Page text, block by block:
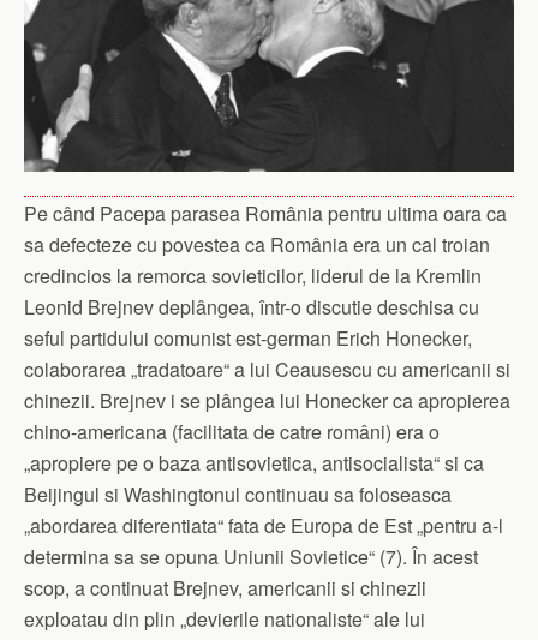
Pe când Pacepa parasea România pentru ultima oara ca
sa defecteze cu povestea ca România era un cal troian
credincios la remorca sovieticilor, liderul de la Kremlin
Leonid Brejnev deplângea, într-o discutie deschisa cu
seful partidului comunist est-german Erich Honecker,
colaborarea „tradatoare“ a lui Ceausescu cu americanii si
chinezii. Brejnev i se plângea lui Honecker ca apropierea
chino-americana (facilitata de catre români) era o
„apropiere pe o baza antisovietica, antisocialista“ si ca
Beijingul si Washingtonul continuau sa foloseasca
„abordarea diferentiata“ fata de Europa de Est „pentru a-l
determina sa se opuna Uniunii Sovietice“ (7). În acest
scop, a continuat Brejnev, americanii si chinezii
exploatau din plin „devierile nationaliste“ ale lui